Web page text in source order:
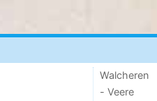
Walcheren
- Veere